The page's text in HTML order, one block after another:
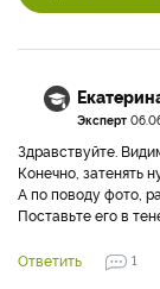
Эксперт
Здравствуйте.
Конечно, затенять
А по поводу фото,
Поставьте его в
Ответить 1